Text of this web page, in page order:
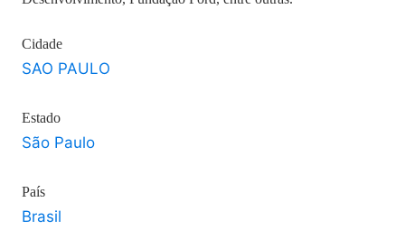
Cidade
SAO PAULO
Estado
São Paulo
País
Brasil